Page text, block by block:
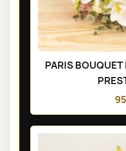
PARIS BOUQUET